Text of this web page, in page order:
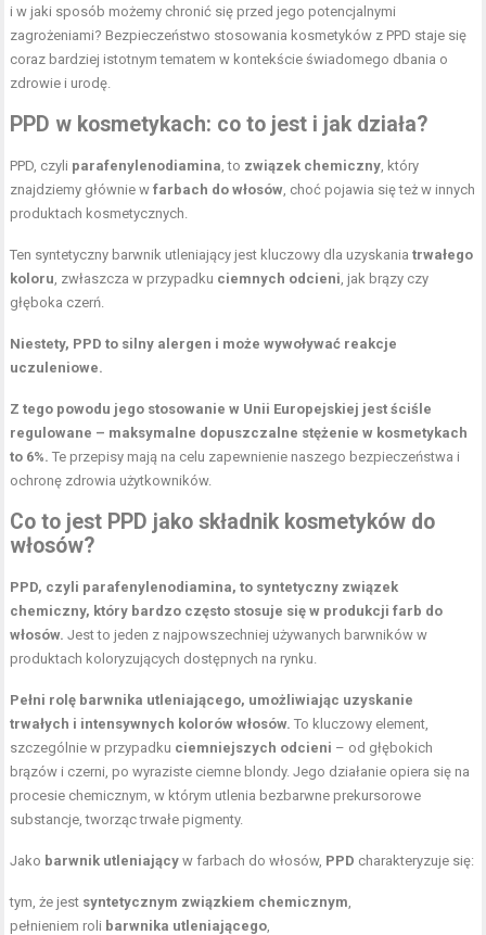
i w jaki sposób możemy chronić się przed jego potencjalnymi
zagrożeniami? Bezpieczeństwo stosowania kosmetyków z PPD staje się
coraz bardziej istotnym tematem w kontekście świadomego dbania o
zdrowie i urodę.
PPD w kosmetykach: co to jest i jak działa?
PPD, czyli parafenylenodiamina , to związek chemiczny , który
znajdziemy głównie wfarbach do włosów , choć pojawia się też w innych
produktach kosmetycznych.
Ten syntetyczny barwnik utleniający jest kluczowy dla uzyskaniatrwałego
koloru , zwłaszcza w przypadku ciemnych odcieni , jak brązy czy
głęboka czerń.
Niestety, PPD to silny alergen i może wywoływać reakcje
uczuleniowe.
Z tego powodu jego stosowanie w Unii Europejskiej jest ściśle
regulowane – maksymalne dopuszczalne stężenie w kosmetykach
to 6%. Te przepisy mają na celu zapewnienie naszego bezpieczeństwa i
ochronę zdrowia użytkowników.
Co to jest PPD jakoskładnik kosmetyków do
włosów?
PPD, czyli parafenylenodiamina, to syntetyczny związek
chemiczny, który bardzo często stosuje się w produkcji farb do
włosów. Jest to jeden z najpowszechniej używanych barwników w
produktach koloryzujących dostępnych na rynku.
Pełni rolę barwnika utleniającego, umożliwiając uzyskanie
trwałych i intensywnych kolorów włosów. To kluczowy element,
szczególnie w przypadku ciemniejszych odcieni – od głębokich
brązów i czerni, po wyraziste ciemne blondy. Jego działanie opiera się na
procesie chemicznym, w którym utlenia bezbarwne prekursorowe
substancje, tworząc trwałe pigmenty.
Jako barwnik utleniający w farbach do włosów, PPD charakteryzuje się:
tym, że jest syntetycznym związkiem chemicznym
pełnieniem roli barwnika utleniającego